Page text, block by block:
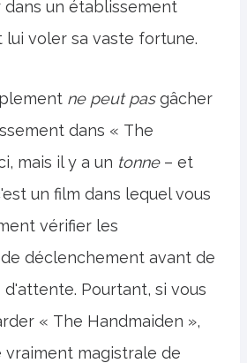
un établissement
voler sa vaste fortune.
ne peut pasgâcher
dans « The
mais il y a un tonne– et
un film dans lequel vous
vérifier les
déclenchement avant de
Pourtant, si vous
« The Handmaiden »,
magistrale de